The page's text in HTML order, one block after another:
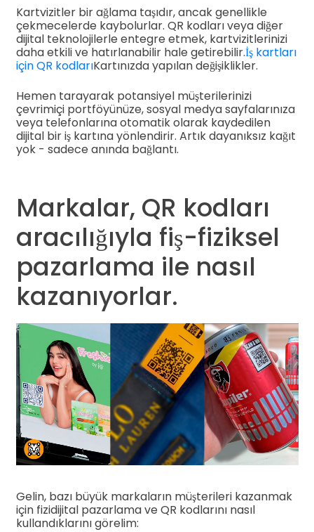
Kartvizitler bir ağlama taşıdır, ancak genellikle
çekmecelerde kaybolurlar. QR kodları veya diğer
dijital teknolojilerle entegre etmek, kartvizitlerinizi
daha etkili ve hatırlanabilir hale getirebilir.İş kartları
için QR kodlarıKartınızda yapılan değişiklikler.
Hemen tarayarak potansiyel müşterilerinizi
çevrimiçi portföyünüze, sosyal medya sayfalarınıza
veya telefonlarına otomatik olarak kaydedilen
dijital bir iş kartına yönlendirir. Artık dayanıksız kağıt
yok - sadece anında bağlantı.
Markalar, QR kodları
aracılığıyla fiş-fiziksel
pazarlama ile nasıl
kazanıyorlar.
Gelin, bazı büyük markaların müşterileri kazanmak
için fizidijital pazarlama ve QR kodlarını nasıl
kullandıklarını görelim: